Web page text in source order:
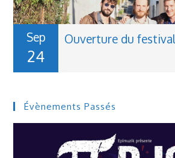
Sep
24
Évènements Passés